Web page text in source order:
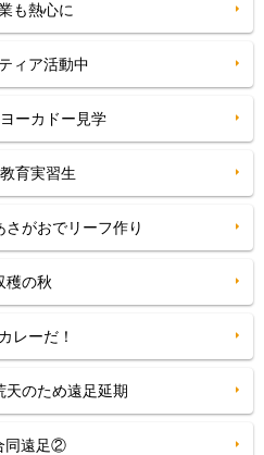
も熱心に
ィア活動中
ーカドー見学
育実習生
がおでリーフ作り
穫の秋
レーだ！
天のため遠足延期
同遠足②